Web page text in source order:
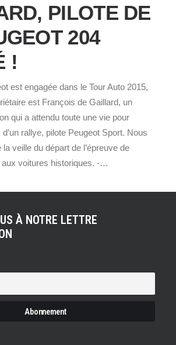
PILOTE DE
204
!
est engagée dans le Tour Auto 2015,
est François de Gaillard, un
qui a attendu toute une vie pour
rallye, pilote Peugeot Sport. Nous
la veille du départ de l’épreuve de
aux voitures historiques. -…
À NOTRE LETTRE